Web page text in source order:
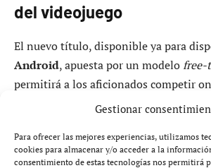
Gestionar
Para ofrecer las mejores experiencias, utilizamos
cookies para almacenar y/o acceder a la
consentimiento de estas tecnologías nos permitirá
del videojuego
El nuevo título, disponible ya para
Android, apuesta por un modelofree-
permitirá a los aficionados competir
cualquier parte del mundo.
El videojuego recrea la estructura
circuito profesional deQatar Airways